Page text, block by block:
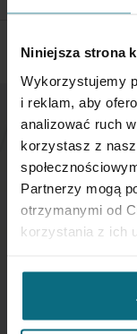
Niniejsza strona
Wykorzystujemy
i reklam, aby
analizować ruch
korzystasz z
Partnerzy mogą
otrzymanymi od
korzystania z ich
NEWSLETTER
Jeśli chcesz
dotyczące oferty
newslettera.
newsletter: